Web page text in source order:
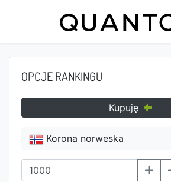
OPCJE RANKINGU
Kupuję
Korona norweska